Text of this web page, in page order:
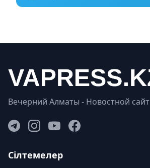
Вечерний Алматы - Новостной сайт
Сілтемелер